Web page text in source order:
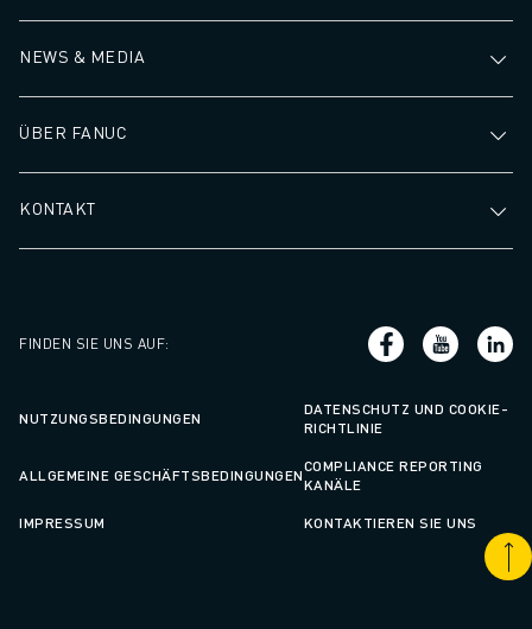
NEWS & MEDIA
ÜBER FANUC
KONTAKT
FINDEN SIE UNS AUF:
NUTZUNGSBEDINGUNGEN
DATENSCHUTZ UND COOKIE-
RICHTLINIE
ALLGEMEINE GESCHÄFTSBEDINGUNGEN
COMPLIANCE REPORTING
KANÄLE
IMPRESSUM KONTAKTIEREN SIE UNS